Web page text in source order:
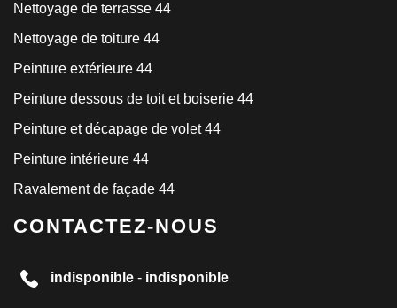
Nettoyage de terrasse 44
Nettoyage de toiture 44
Peinture extérieure 44
Peinture dessous de toit et boiserie 44
Peinture et décapage de volet 44
Peinture intérieure 44
Ravalement de façade 44
CONTACTEZ-NOUS
indisponible - indisponible